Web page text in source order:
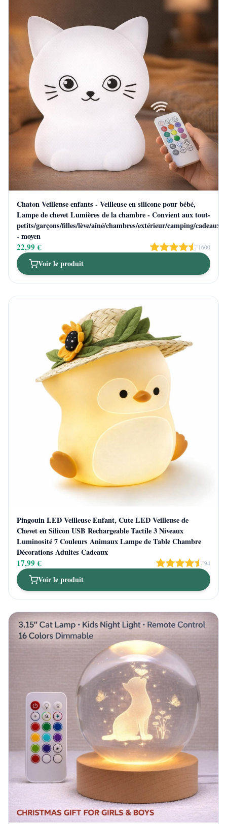
Chaton Veilleuse enfants - Veilleuse en silicone pour bébé,
Lampe de chevet Lumières de la chambre - Convient aux tout-
petits/garçons/filles/lève/aîné/chambres/extérieur/camping/cadeaux
- moyen
22,99 € 1600
Voir le produit
Pingouin LED Veilleuse Enfant, Cute LED Veilleuse de
Chevet en Silicon USB Rechargeable Tactile 3 Niveaux
Luminosité 7 Couleurs Animaux Lampe de Table Chambre
Décorations Adultes Cadeaux
17,99 € 94
Voir le produit